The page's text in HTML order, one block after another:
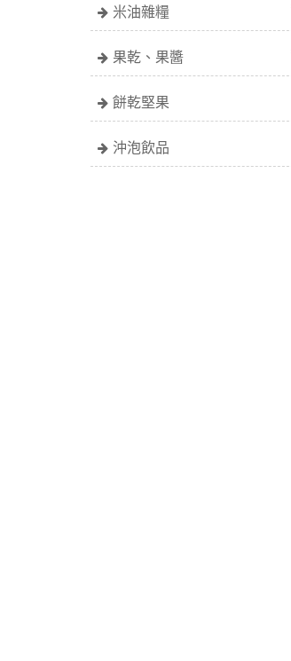
米油雜糧
果乾、果醬
餅乾堅果
沖泡飲品